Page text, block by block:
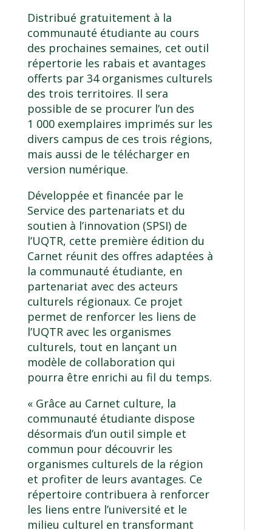
Distribué gratuitement à la
communauté étudiante au cours
des prochaines semaines, cet outil
répertorie les rabais et avantages
offerts par 34 organismes culturels
des trois territoires. Il sera
possible de se procurer l’un des
1 000 exemplaires imprimés sur les
divers campus de ces trois régions,
mais aussi de le télécharger en
version numérique.
Développée et financée par le
Service des partenariats et du
soutien à l’innovation (SPSI) de
l’UQTR, cette première édition du
Carnet réunit des offres adaptées à
la communauté étudiante, en
partenariat avec des acteurs
culturels régionaux. Ce projet
permet de renforcer les liens de
l’UQTR avec les organismes
culturels, tout en lançant un
modèle de collaboration qui
pourra être enrichi au fil du temps.
« Grâce au Carnet culture, la
communauté étudiante dispose
désormais d’un outil simple et
commun pour découvrir les
organismes culturels de la région
et profiter de leurs avantages. Ce
répertoire contribuera à renforcer
les liens entre l’université et le
milieu culturel en transformant